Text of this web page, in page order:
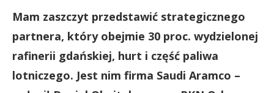
Mam zaszczyt przedstawić strategicznego
partnera, który obejmie 30 proc. wydzielonej
rafinerii gdańskiej, hurt i część paliwa
lotniczego. Jest nim firma Saudi Aramco –